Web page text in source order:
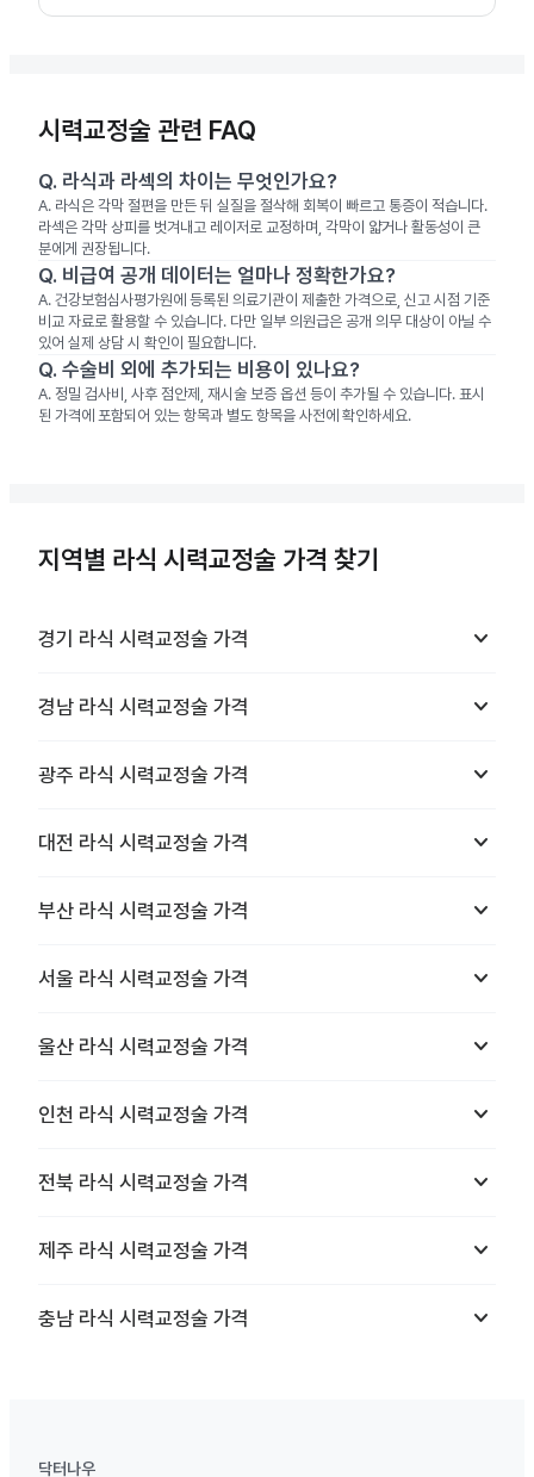
시력교정술 관련 FAQ
Q. 라식과 라섹의 차이는 무엇인가요?
A. 라식은 각막 절편을 만든 뒤 실질을 절삭해 회복이 빠르고 통증이 적습니다.
라섹은 각막 상피를 벗겨내고 레이저로 교정하며, 각막이 얇거나 활동성이 큰
분에게 권장됩니다.
Q. 비급여 공개 데이터는 얼마나 정확한가요?
A. 건강보험심사평가원에 등록된 의료기관이 제출한 가격으로, 신고 시점 기준
비교 자료로 활용할 수 있습니다. 다만 일부 의원급은 공개 의무 대상이 아닐 수
있어 실제 상담 시 확인이 필요합니다.
Q. 수술비 외에 추가되는 비용이 있나요?
A. 정밀 검사비, 사후 점안제, 재시술 보증 옵션 등이 추가될 수 있습니다. 표시
된 가격에 포함되어 있는 항목과 별도 항목을 사전에 확인하세요.
지역별 라식 시력교정술 가격 찾기
경기 라식 시력교정술 가격 keyboard_arrow_down
경남 라식 시력교정술 가격 keyboard_arrow_down
광주 라식 시력교정술 가격 keyboard_arrow_down
대전 라식 시력교정술 가격 keyboard_arrow_down
부산 라식 시력교정술 가격 keyboard_arrow_down
서울 라식 시력교정술 가격 keyboard_arrow_down
울산 라식 시력교정술 가격 keyboard_arrow_down
인천 라식 시력교정술 가격 keyboard_arrow_down
전북 라식 시력교정술 가격 keyboard_arrow_down
제주 라식 시력교정술 가격 keyboard_arrow_down
충남 라식 시력교정술 가격 keyboard_arrow_down
닥터나우